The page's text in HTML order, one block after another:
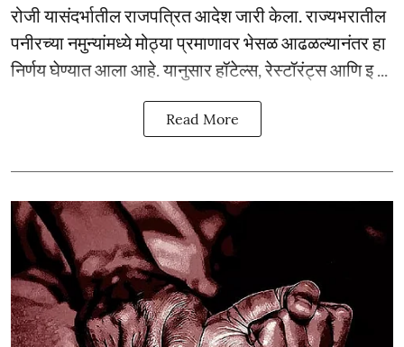
रोजी यासंदर्भातील राजपत्रित आदेश जारी केला. राज्यभरातील
पनीरच्या नमुन्यांमध्ये मोठ्या प्रमाणावर भेसळ आढळल्यानंतर हा
निर्णय घेण्यात आला आहे. यानुसार हॉटेल्स, रेस्टॉरंट्स आणि इ ...
Read More